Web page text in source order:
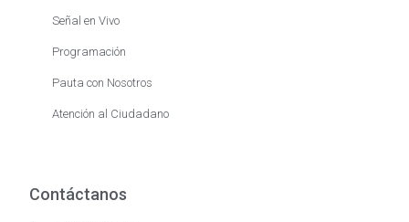
Señal en Vivo
Programación
Pauta con Nosotros
Atención al Ciudadano
Contáctanos